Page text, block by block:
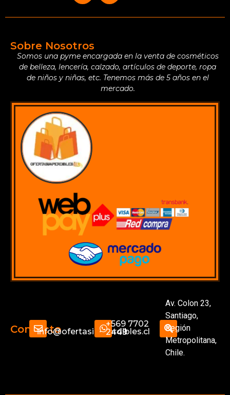
Sobre Nosotros
Somos una pyme encargada en la venta de cosméticos
de belleza, lencería, calzado, artículos de deporte, ropa
de niños y niñas, etc. Tenemos más de 5 años en el
mercado.
Contactoinfo@ofertasimperdibles.cl
+569 7702
2449
Av. Colon 23,
Santiago,
Región
Metropolitana,
Chile.